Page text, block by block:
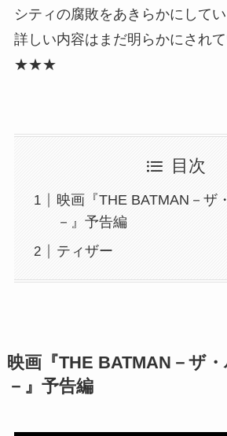
シティの腐敗をあきらかにしてい
詳しい内容はまだ明らかにされて
★★★
目次
映画『THE BATMAN－ザ
－』予告編
ティザー
映画『THE BATMAN－ザ
－』予告編